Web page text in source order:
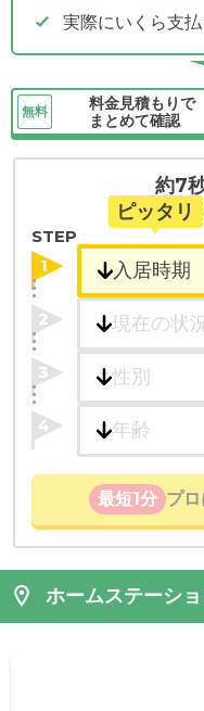
実際にいくら支払
無料
料金見積もりで
まとめて確認
約7
ピッタリ
STEP
1
2
3
4
最短1分 プ
ホームステーシ